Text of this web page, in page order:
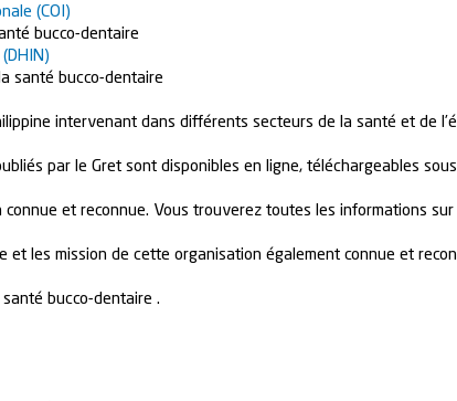
(COI)
bucco-dentaire
santé bucco-dentaire
intervenant dans différents secteurs de la santé et de
par le Gret sont disponibles en ligne, téléchargeables
et reconnue. Vous trouverez toutes les informations
et les mission de cette organisation également connue et
bucco-dentaire .